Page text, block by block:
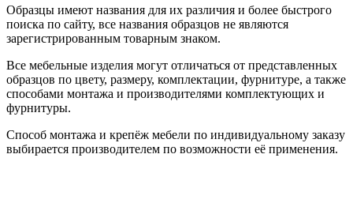
Образцы имеют названия для их различия и более быстрого
поиска по сайту, все названия образцов не являются
зарегистрированным товарным знаком.
Все мебельные изделия могут отличаться от представленных
образцов по цвету, размеру, комплектации, фурнитуре, а также
способами монтажа и производителями комплектующих и
фурнитуры.
Способ монтажа и крепёж мебели по индивидуальному заказу
выбирается производителем по возможности её применения.